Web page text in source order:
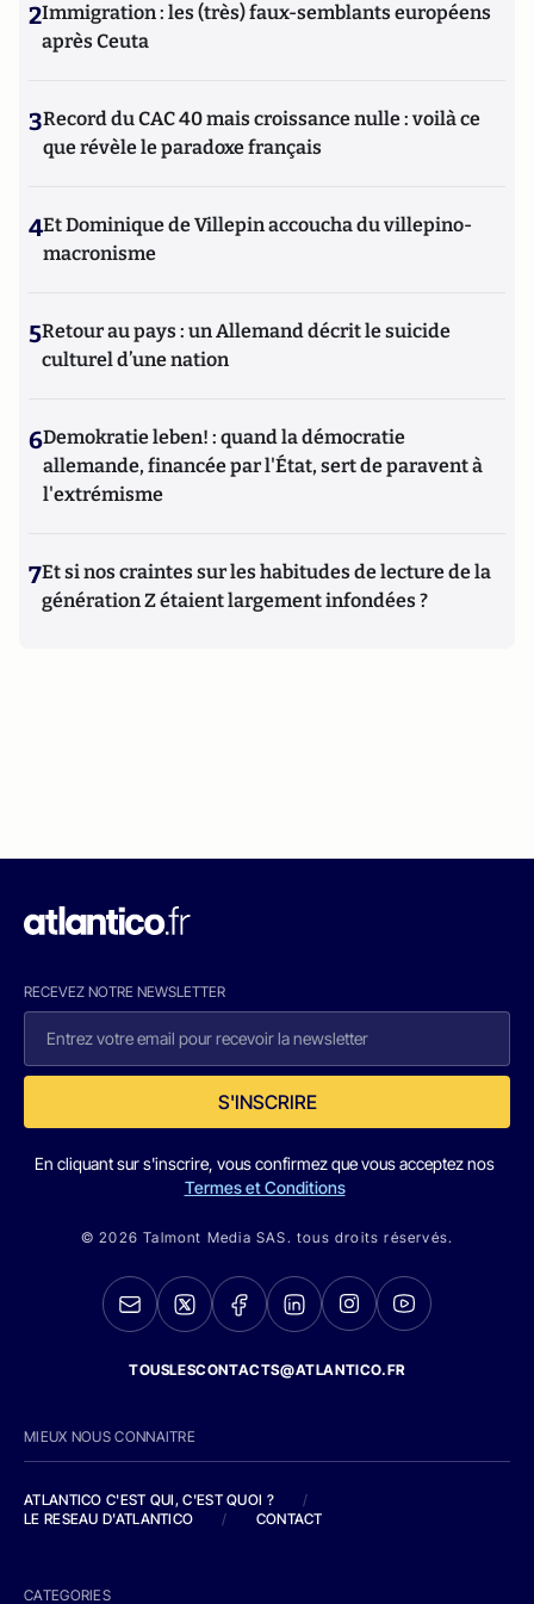
2Immigration : les (très) faux-semblants européens
après Ceuta
3Record du CAC 40 mais croissance nulle : voilà ce
que révèle le paradoxe français
4Et Dominique de Villepin accoucha du villepino-
macronisme
5Retour au pays : un Allemand décrit le suicide
culturel d’une nation
6Demokratie leben! : quand la démocratie
allemande, financée par l'État, sert de paravent à
l'extrémisme
7Et si nos craintes sur les habitudes de lecture de la
génération Z étaient largement infondées ?
RECEVEZ NOTRE NEWSLETTER
S'INSCRIRE
En cliquant sur s'inscrire, vous confirmez que vous acceptez nos
Termes et Conditions
© 2026 Talmont Media SAS. tous droits réservés.
TOUSLESCONTACTS@ATLANTICO.FR
MIEUX NOUS CONNAITRE
ATLANTICO C'EST QUI, C'EST QUOI ?
/
LE RESEAU D'ATLANTICO
/ CONTACT
CATEGORIES